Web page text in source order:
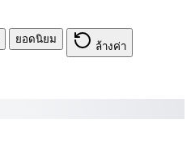
ยอดนิยม
ล้างค่า